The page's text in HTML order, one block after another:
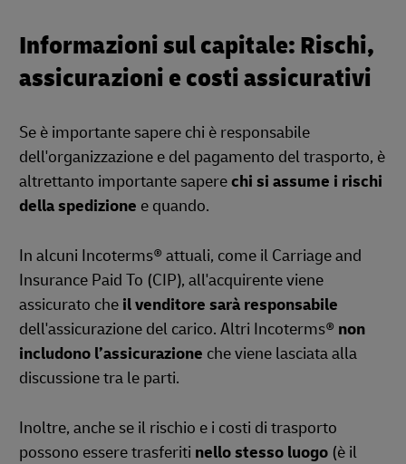
Informazioni sul capitale: Rischi,
assicurazioni e costi assicurativi
Se è importante sapere chi è responsabile
dell'organizzazione e del pagamento del trasporto, è
altrettanto importante saperechi si assume i rischi
della spedizione e quando.
In alcuni Incoterms® attuali, come il Carriage and
Insurance Paid To (CIP), all'acquirente viene
assicurato che il venditore sarà responsabile
dell'assicurazione del carico. Altri Incoterms® non
includono l’assicurazione che viene lasciata alla
discussione tra le parti.
Inoltre, anche se il rischio e i costi di trasporto
possono essere trasferiti nello stesso luogo (è il